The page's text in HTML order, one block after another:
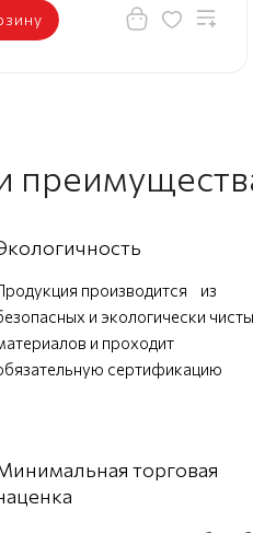
производится из
и экологически
и проходит
сертификацию
торговая